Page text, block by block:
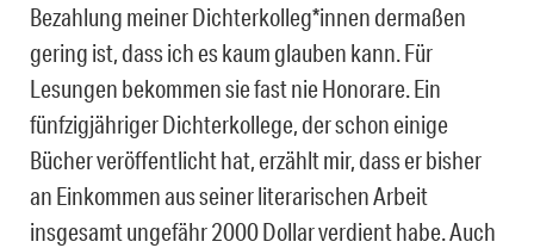
Bezahlung meiner Dichterkolleg*innen dermaßen
gering ist, dass ich es kaum glauben kann. Für
Lesungen bekommen sie fast nie Honorare. Ein
fünfzigjähriger Dichterkollege, der schon einige
Bücher veröffentlicht hat, erzählt mir, dass er bisher
an Einkommen aus seiner literarischen Arbeit
insgesamt ungefähr 2000 Dollar verdient habe. Auch